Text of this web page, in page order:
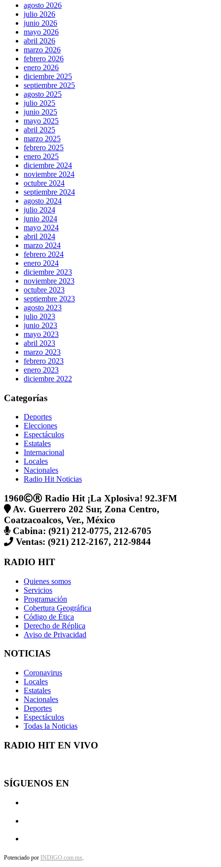
agosto 2026
julio 2026
junio 2026
mayo 2026
abril 2026
marzo 2026
febrero 2026
enero 2026
diciembre 2025
septiembre 2025
agosto 2025
julio 2025
junio 2025
mayo 2025
abril 2025
marzo 2025
febrero 2025
enero 2025
diciembre 2024
noviembre 2024
octubre 2024
septiembre 2024
agosto 2024
julio 2024
junio 2024
mayo 2024
abril 2024
marzo 2024
febrero 2024
enero 2024
diciembre 2023
noviembre 2023
octubre 2023
septiembre 2023
agosto 2023
julio 2023
junio 2023
mayo 2023
abril 2023
marzo 2023
febrero 2023
enero 2023
diciembre 2022
Categorías
Deportes
Elecciones
Espectáculos
Estatales
Internacional
Locales
Nacionales
Radio Hit Noticias
1960
Radio Hit ¡La Xplosiva! 92.3FM
Av. Guerrero 202 Sur, Zona Centro,
Coatzacoalcos, Ver., México
Cabina: (921) 212-0775, 212-6705
Ventas: (921) 212-2167, 212-9844
RADIO HIT
Quienes somos
Servicios
Programación
Cobertura Geográfica
Código de Ética
Derecho de Réplica
Aviso de Privacidad
NOTICIAS
Coronavirus
Locales
Estatales
Nacionales
Deportes
Espectáculos
Todas la Noticias
RADIO HIT EN VIVO
SÍGUENOS EN
Potenciado por INDIGO.com.mx.